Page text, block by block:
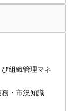
組織管理マネ
務・市況知識